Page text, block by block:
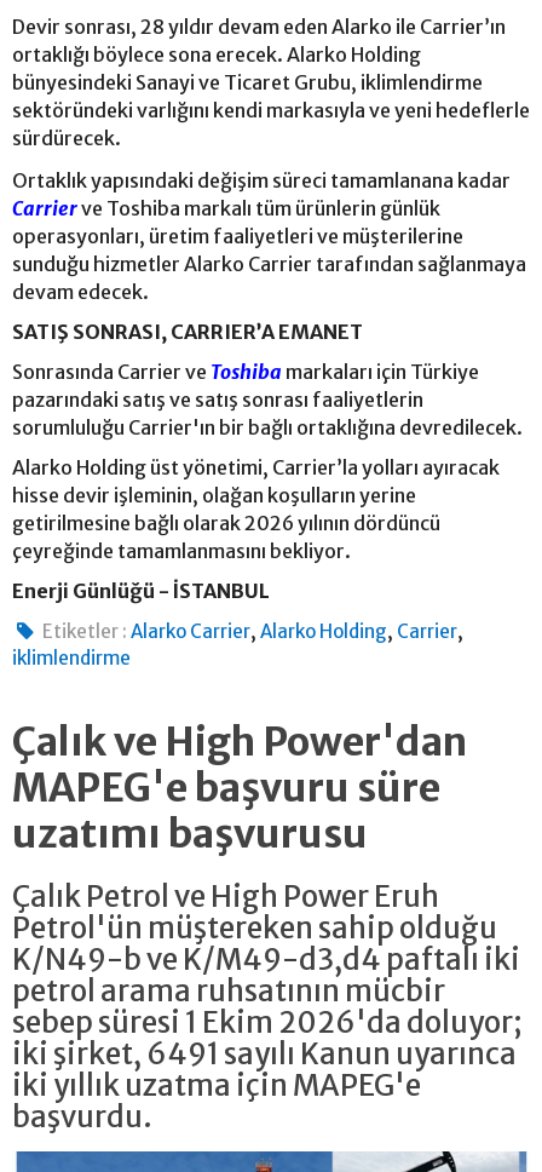
Devir sonrası, 28 yıldır devam eden Alarko ile Carrier’ın
ortaklığı böylece sona erecek. Alarko Holding
bünyesindeki Sanayi ve Ticaret Grubu, iklimlendirme
sektöründeki varlığını kendi markasıyla ve yeni hedeflerle
sürdürecek.
Ortaklık yapısındaki değişim süreci tamamlanana kadar
Carrierve Toshiba markalı tüm ürünlerin günlük
operasyonları, üretim faaliyetleri ve müşterilerine
sunduğu hizmetler Alarko Carrier tarafından sağlanmaya
devam edecek.
SATIŞ SONRASI, CARRIER’A EMANET
Sonrasında Carrier ve Toshiba markaları için Türkiye
pazarındaki satış ve satış sonrası faaliyetlerin
sorumluluğu Carrier'ın bir bağlı ortaklığına devredilecek.
Alarko Holding üst yönetimi, Carrier’la yolları ayıracak
hisse devir işleminin, olağan koşulların yerine
getirilmesine bağlı olarak 2026 yılının dördüncü
çeyreğinde tamamlanmasını bekliyor.
Enerji Günlüğü - İSTANBUL
Etiketler : Alarko Carrier,Alarko Holding, Carrier,
iklimlendirme
Çalık ve High Power'dan
MAPEG'e başvuru süre
uzatımı başvurusu
Çalık Petrol ve High Power Eruh
Petrol'ün müştereken sahip olduğu
K/N49-b ve K/M49-d3,d4 paftalı iki
petrol arama ruhsatının mücbir
sebep süresi 1 Ekim 2026'da doluyor;
iki şirket, 6491 sayılı Kanun uyarınca
iki yıllık uzatma için MAPEG'e
başvurdu.